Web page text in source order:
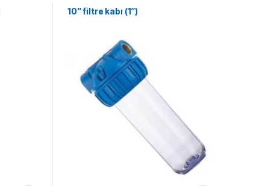
10” filtre kabı (1”)